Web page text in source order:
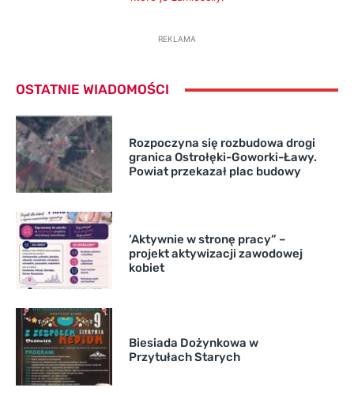
REKLAMA
OSTATNIE WIADOMOŚCI
Rozpoczyna się rozbudowa drogi
granica Ostrołęki-Goworki-Ławy.
Powiat przekazał plac budowy
’Aktywnie w stronę pracy” –
projekt aktywizacji zawodowej
kobiet
Biesiada Dożynkowa w
Przytułach Starych